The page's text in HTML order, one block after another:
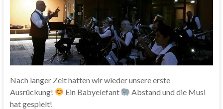
Nach langer Zeit hatten wir wieder unsere erste
Ausrückung!
Ein Babyelefant
Abstand und die Musi
hat gespielt!